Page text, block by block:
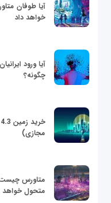
آیا طوفان
خواهد داد
آیا ورود
چگونه؟
مجازی)
متاورس چیست
متحول خواهد